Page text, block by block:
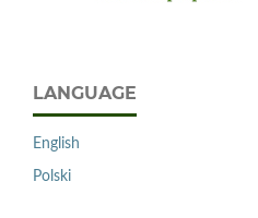
LANGUAGE
English
Polski